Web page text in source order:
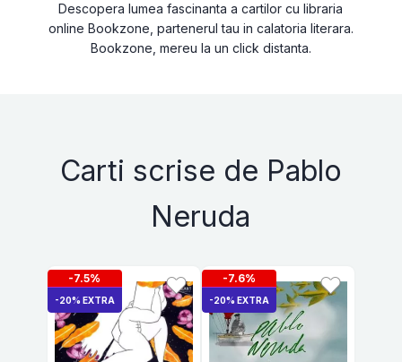
Descopera lumea fascinanta a cartilor cu libraria
online Bookzone, partenerul tau in calatoria literara.
Bookzone, mereu la un click distanta.
Carti scrise de Pablo
Neruda
-7.5%
-20% EXTRA
-7.6%
-20% EXTRA